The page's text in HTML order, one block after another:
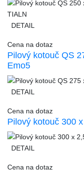
DETAIL
Cena na dotaz
Pilový kotouč QS
Emo5
DETAIL
Cena na dotaz
Pilový kotouč 300
DETAIL
Cena na dotaz